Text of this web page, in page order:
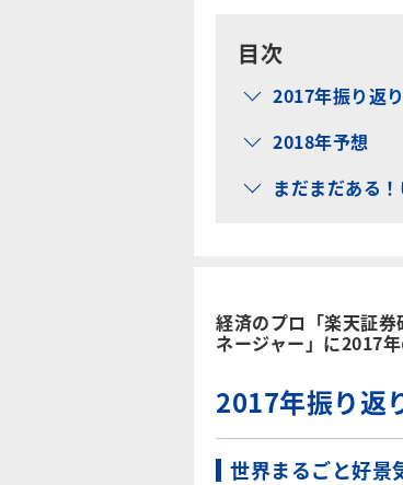
目次
2017年振り返り
2018年予想
まだまだある
経済のプロ「楽天証
ネージャー」に2017
2017年振り返
世界まるごと好景